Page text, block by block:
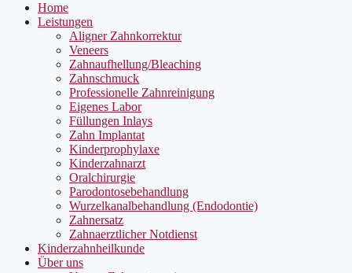
Home
Leistungen
Aligner Zahnkorrektur
Veneers
Zahnaufhellung/Bleaching
Zahnschmuck
Professionelle Zahnreinigung
Eigenes Labor
Füllungen Inlays
Zahn Implantat
Kinderprophylaxe
Kinderzahnarzt
Oralchirurgie
Parodontosebehandlung
Wurzelkanalbehandlung (Endodontie)
Zahnersatz
Zahnaerztlicher Notdienst
Kinderzahnheilkunde
Über uns